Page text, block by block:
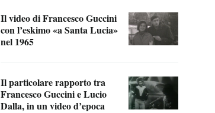
Il video di Francesco Guccini
con l’eskimo «a Santa Lucia»
nel 1965
Il particolare rapporto tra
Francesco Guccini e Lucio
Dalla, in un video d’epoca